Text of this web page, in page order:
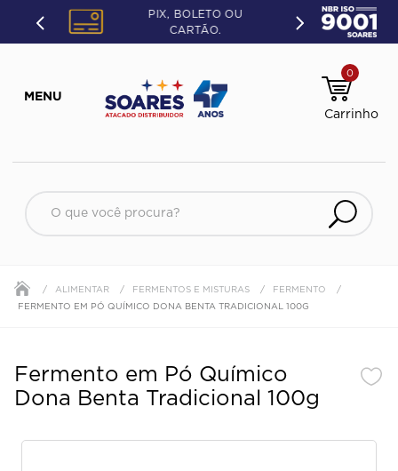
PIX, BOLETO OU
CARTÃO.
0
O que você procura?
ALIMENTAR FERMENTOS E MISTURAS
FERMENTO
FERMENTO EM PÓ QUÍMICO DONA BENTA TRADICIONAL 100G
Fermento em Pó Químico
Dona Benta Tradicional 100g